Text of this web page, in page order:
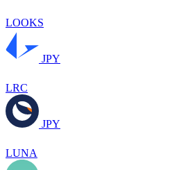
LOOKS
JPY
LRC
JPY
LUNA